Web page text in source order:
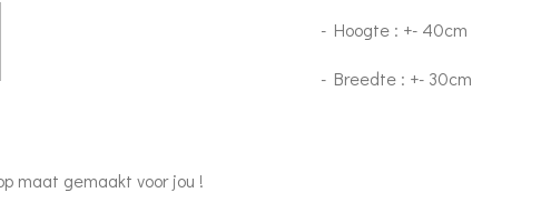
- Hoogte : +- 40cm
- Breedte : +- 30cm
maat gemaakt voor jou !